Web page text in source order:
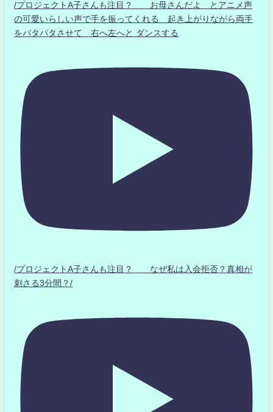
/プロジェクトA子さんも注目？ お母さんだよ とアニメ声
の可愛いらしい声で手を振ってくれる 起き上がりながら両手
をパタパタさせて 右へ左へと ダンスする
/プロジェクトA子さんも注目？ なぜ私は入会拒否？真相が
刺さる3分間？/